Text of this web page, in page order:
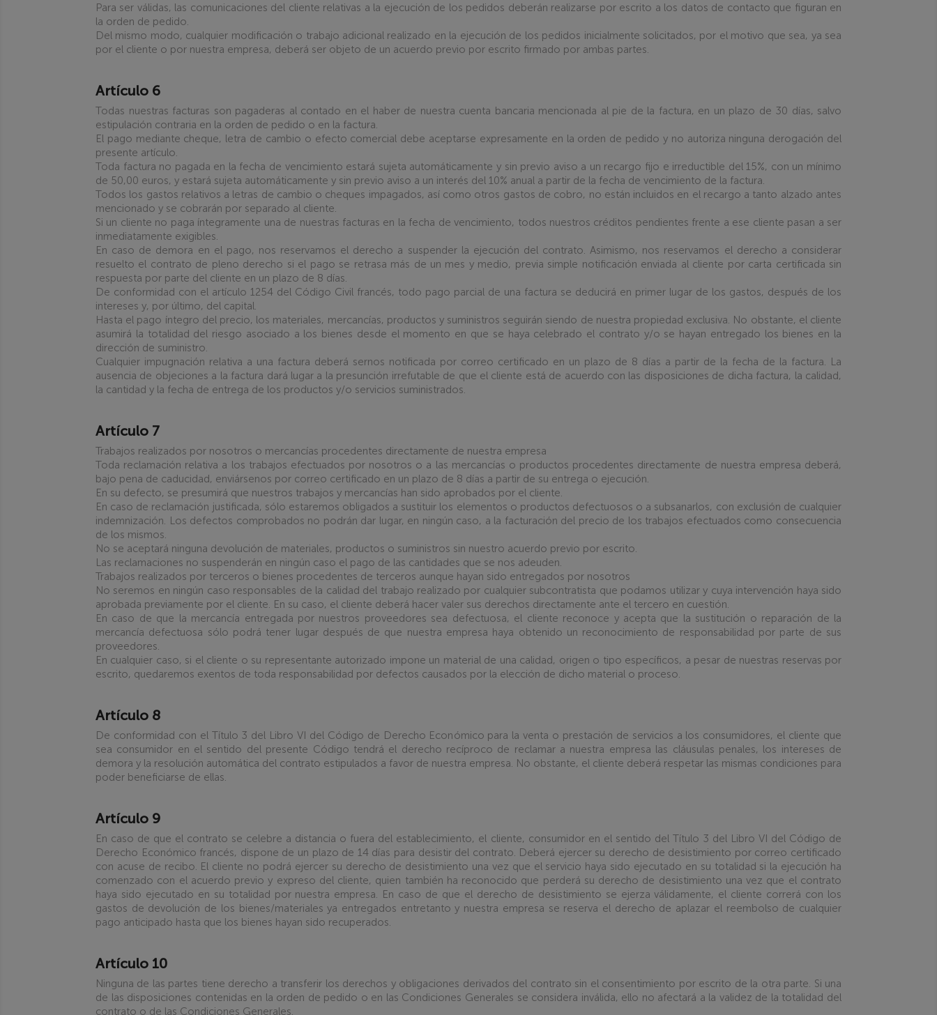
Para ser válidas, las comunicaciones del cliente relativas a la ejecución de los pedidos deberán realizarse por escrito a los datos de contacto que figuran en
la orden de pedido.
Del mismo modo, cualquier modificación o trabajo adicional realizado en la ejecución de los pedidos inicialmente solicitados, por el motivo que sea, ya sea
por el cliente o por nuestra empresa, deberá ser objeto de un acuerdo previo por escrito firmado por ambas partes.
Artículo 6
Todas nuestras facturas son pagaderas al contado en el haber de nuestra cuenta bancaria mencionada al pie de la factura, en un plazo de 30 días, salvo
estipulación contraria en la orden de pedido o en la factura.
El pago mediante cheque, letra de cambio o efecto comercial debe aceptarse expresamente en la orden de pedido y no autoriza ninguna derogación del
presente artículo.
Toda factura no pagada en la fecha de vencimiento estará sujeta automáticamente y sin previo aviso a un recargo fijo e irreductible del 15%, con un mínimo
de 50,00 euros, y estará sujeta automáticamente y sin previo aviso a un interés del 10% anual a partir de la fecha de vencimiento de la factura.
Todos los gastos relativos a letras de cambio o cheques impagados, así como otros gastos de cobro, no están incluidos en el recargo a tanto alzado antes
mencionado y se cobrarán por separado al cliente.
Si un cliente no paga íntegramente una de nuestras facturas en la fecha de vencimiento, todos nuestros créditos pendientes frente a ese cliente pasan a ser
inmediatamente exigibles.
En caso de demora en el pago, nos reservamos el derecho a suspender la ejecución del contrato. Asimismo, nos reservamos el derecho a considerar
resuelto el contrato de pleno derecho si el pago se retrasa más de un mes y medio, previa simple notificación enviada al cliente por carta certificada sin
respuesta por parte del cliente en un plazo de 8 días.
De conformidad con el artículo 1254 del Código Civil francés, todo pago parcial de una factura se deducirá en primer lugar de los gastos, después de los
intereses y, por último, del capital.
Hasta el pago íntegro del precio, los materiales, mercancías, productos y suministros seguirán siendo de nuestra propiedad exclusiva. No obstante, el cliente
asumirá la totalidad del riesgo asociado a los bienes desde el momento en que se haya celebrado el contrato y/o se hayan entregado los bienes en la
dirección de suministro.
Cualquier impugnación relativa a una factura deberá sernos notificada por correo certificado en un plazo de 8 días a partir de la fecha de la factura. La
ausencia de objeciones a la factura dará lugar a la presunción irrefutable de que el cliente está de acuerdo con las disposiciones de dicha factura, la calidad,
la cantidad y la fecha de entrega de los productos y/o servicios suministrados.
Artículo 7
Trabajos realizados por nosotros o mercancías procedentes directamente de nuestra empresa
Toda reclamación relativa a los trabajos efectuados por nosotros o a las mercancías o productos procedentes directamente de nuestra empresa deberá,
bajo pena de caducidad, enviársenos por correo certificado en un plazo de 8 días a partir de su entrega o ejecución.
En su defecto, se presumirá que nuestros trabajos y mercancías han sido aprobados por el cliente.
En caso de reclamación justificada, sólo estaremos obligados a sustituir los elementos o productos defectuosos o a subsanarlos, con exclusión de cualquier
indemnización. Los defectos comprobados no podrán dar lugar, en ningún caso, a la facturación del precio de los trabajos efectuados como consecuencia
de los mismos.
No se aceptará ninguna devolución de materiales, productos o suministros sin nuestro acuerdo previo por escrito.
Las reclamaciones no suspenderán en ningún caso el pago de las cantidades que se nos adeuden.
Trabajos realizados por terceros o bienes procedentes de terceros aunque hayan sido entregados por nosotros
No seremos en ningún caso responsables de la calidad del trabajo realizado por cualquier subcontratista que podamos utilizar y cuya intervención haya sido
aprobada previamente por el cliente. En su caso, el cliente deberá hacer valer sus derechos directamente ante el tercero en cuestión.
En caso de que la mercancía entregada por nuestros proveedores sea defectuosa, el cliente reconoce y acepta que la sustitución o reparación de la
mercancía defectuosa sólo podrá tener lugar después de que nuestra empresa haya obtenido un reconocimiento de responsabilidad por parte de sus
proveedores.
En cualquier caso, si el cliente o su representante autorizado impone un material de una calidad, origen o tipo específicos, a pesar de nuestras reservas por
escrito, quedaremos exentos de toda responsabilidad por defectos causados por la elección de dicho material o proceso.
Artículo 8
De conformidad con el Título 3 del Libro VI del Código de Derecho Económico para la venta o prestación de servicios a los consumidores, el cliente que
sea consumidor en el sentido del presente Código tendrá el derecho recíproco de reclamar a nuestra empresa las cláusulas penales, los intereses de
demora y la resolución automática del contrato estipulados a favor de nuestra empresa. No obstante, el cliente deberá respetar las mismas condiciones para
poder beneficiarse de ellas.
Artículo 9
En caso de que el contrato se celebre a distancia o fuera del establecimiento, el cliente, consumidor en el sentido del Título 3 del Libro VI del Código de
Derecho Económico francés, dispone de un plazo de 14 días para desistir del contrato. Deberá ejercer su derecho de desistimiento por correo certificado
con acuse de recibo. El cliente no podrá ejercer su derecho de desistimiento una vez que el servicio haya sido ejecutado en su totalidad si la ejecución ha
comenzado con el acuerdo previo y expreso del cliente, quien también ha reconocido que perderá su derecho de desistimiento una vez que el contrato
haya sido ejecutado en su totalidad por nuestra empresa. En caso de que el derecho de desistimiento se ejerza válidamente, el cliente correrá con los
gastos de devolución de los bienes/materiales ya entregados entretanto y nuestra empresa se reserva el derecho de aplazar el reembolso de cualquier
pago anticipado hasta que los bienes hayan sido recuperados.
Artículo 10
Ninguna de las partes tiene derecho a transferir los derechos y obligaciones derivados del contrato sin el consentimiento por escrito de la otra parte. Si una
de las disposiciones contenidas en la orden de pedido o en las Condiciones Generales se considera inválida, ello no afectará a la validez de la totalidad del
contrato o de las Condiciones Generales.